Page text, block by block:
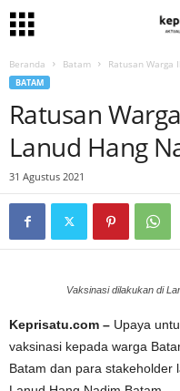
Beranda Batam Ratusan Warga
BATAM
Ratusan
Lanud Hang
31 Agustus 2021
Vaksinasi dilakukan di
Keprisatu.com – Upaya
vaksinasi kepada warga
Batam dan para stakeholder